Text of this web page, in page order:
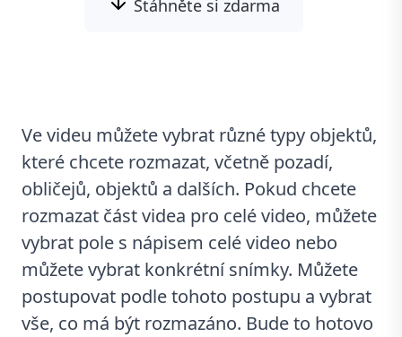
Stáhněte si zdarma
Ve videu můžete vybrat různé typy objektů,
které chcete rozmazat, včetně pozadí,
obličejů, objektů a dalších. Pokud chcete
rozmazat část videa pro celé video, můžete
vybrat pole s nápisem celé video nebo
můžete vybrat konkrétní snímky. Můžete
postupovat podle tohoto postupu a vybrat
vše, co má být rozmazáno. Bude to hotovo